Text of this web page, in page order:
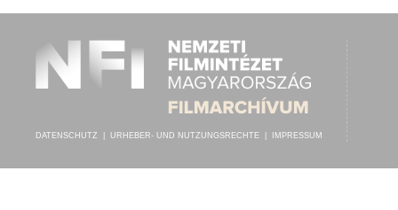
DATENSCHUTZ URHEBER- UND NUTZUNGSRECHTE IMPRESSUM